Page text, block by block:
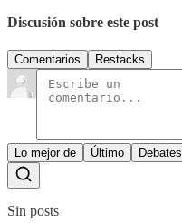
Discusión sobre este post
Comentarios Restacks
Lo mejor de Último Debates
Sin posts